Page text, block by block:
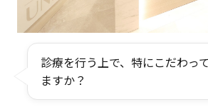
診療を行う上で、特にこだわっ
ますか？